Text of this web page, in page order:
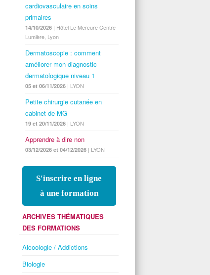
cardiovasculaire en soins
primaires
14/10/2026| Hôtel Le Mercure Centre
Lumière, Lyon
Dermatoscopie : comment
améliorer mon diagnostic
dermatologique niveau 1
05 et 06/11/2026| LYON
Petite chirurgie cutanée en
cabinet de MG
19 et 20/11/2026| LYON
Apprendre à dire non
03/12/2026 et 04/12/2026| LYON
S'inscrire en ligne
à une formation
ARCHIVES THÉMATIQUES
DES FORMATIONS
Alcoologie / Addictions
Biologie